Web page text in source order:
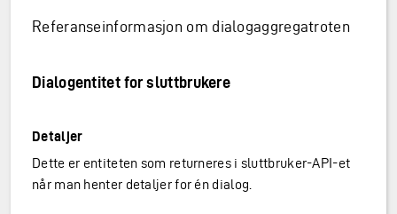
Referanseinformasjon om dialogaggregatroten
Dialogentitet for sluttbrukere
Detaljer
Dette er entiteten som returneres i sluttbruker-API-et
når man henter detaljer for én dialog.